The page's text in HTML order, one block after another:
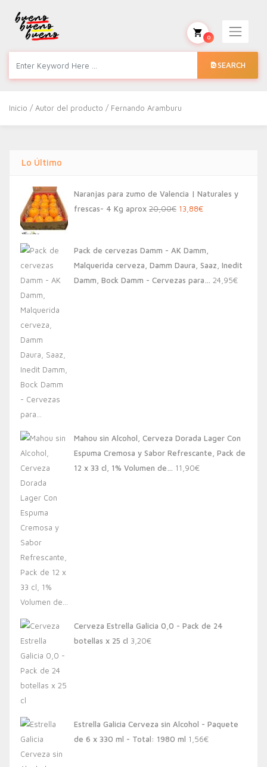
SEARCH
0
Inicio / Autor del producto / Fernando Aramburu
Lo Último
Naranjas para zumo de Valencia | Naturales y
frescas- 4 Kg aprox 20,00€ El
era:
20,00€.
13,88€El
es:
13,88€.
Pack de cervezas Damm - AK Damm,
Malquerida cerveza, Damm Daura, Saaz, Inedit
Damm, Bock Damm - Cervezas para… 24,95€
Mahou sin Alcohol, Cerveza Dorada Lager Con
Espuma Cremosa y Sabor Refrescante, Pack de
12 x 33 cl, 1% Volumen de… 11,90€
Cerveza Estrella Galicia 0,0 - Pack de 24
botellas x 25 cl 3,20€
Estrella Galicia Cerveza sin Alcohol - Paquete
de 6 x 330 ml - Total: 1980 ml 1,56€